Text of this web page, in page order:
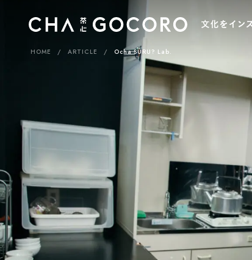
HOME ARTICLE Ocha SURU? Lab.